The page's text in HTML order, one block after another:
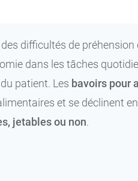
difficultés de
dans les tâches
patient. Les bavoirs pour
et se déclinent
jetables ou non.